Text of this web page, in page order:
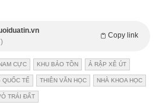
Copy link
CỰC KHU BẢO TỒN Ả RẬP XÊ ÚT
QUỐC TẾ THIÊN VĂN HỌC NHÀ KHOA HỌC
TRÁI ĐẤT